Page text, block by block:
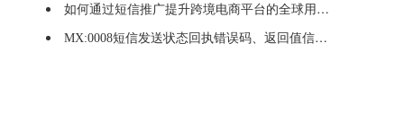
如何通过短信推广提升跨境电商平台的全球用户参与度？
MX:0008短信发送状态回执错误码、返回值信息、错误原因